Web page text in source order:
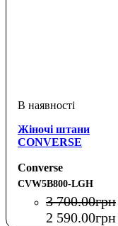
Жіночі штани
CONVERSE
Converse
CVW5B800-LGH
3 700.00грн
2 590.00грн